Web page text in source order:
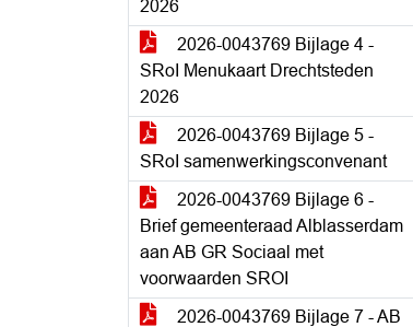
2026
2026-0043769 Bijlage 4 -
SRoI Menukaart Drechtsteden
2026
2026-0043769 Bijlage 5 -
SRoI samenwerkingsconvenant
2026-0043769 Bijlage 6 -
Brief gemeenteraad Alblasserdam
aan AB GR Sociaal met
voorwaarden SROI
2026-0043769 Bijlage 7 - AB